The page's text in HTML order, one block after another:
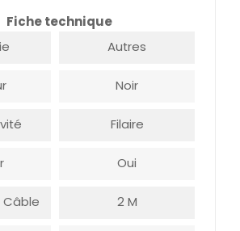
Fiche technique
Autres
Noir
Filaire
Oui
Câble 2 M